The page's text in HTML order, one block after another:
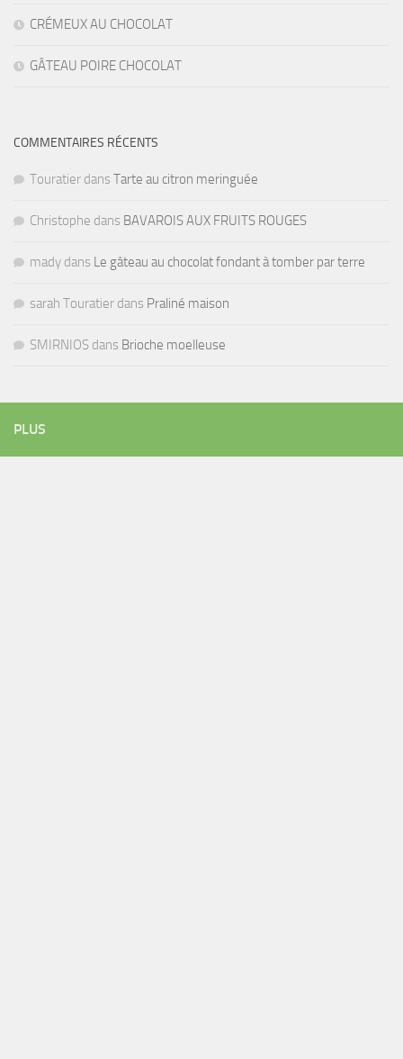
CRÉMEUX AU CHOCOLAT
GÂTEAU POIRE CHOCOLAT
COMMENTAIRES RÉCENTS
Touratier dans Tarte au citron meringuée
Christophe dans BAVAROIS AUX FRUITS ROUGES
mady dans Le gâteau au chocolat fondant à tomber par terre
sarah Touratier dans Praliné maison
SMIRNIOS dans Brioche moelleuse
PLUS